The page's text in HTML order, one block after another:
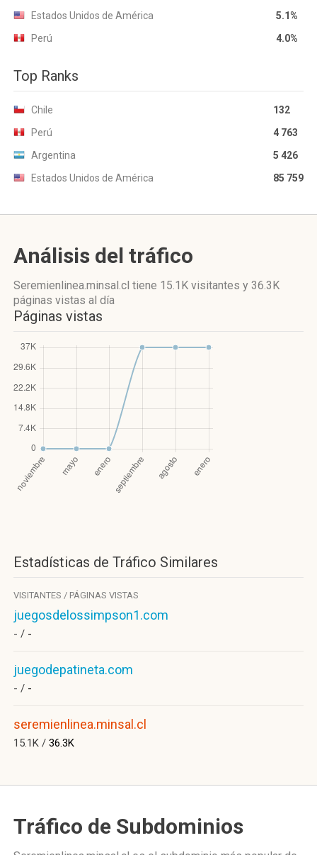
Estados Unidos de América
5.1%
Perú
4.0%
Top Ranks
Chile
132
Perú
4 763
Argentina
5 426
Estados Unidos de América
85 759
Análisis del tráfico
Seremienlinea.minsal.cl tiene 15.1K visitantes y 36.3K
páginas vistas al día
Páginas vistas
Estadísticas de Tráfico Similares
VISITANTES / PÁGINAS VISTAS
juegosdelossimpson1.com
- / -
juegodepatineta.com
- / -
seremienlinea.minsal.cl
15.1K / 36.3K
Tráfico de Subdominios